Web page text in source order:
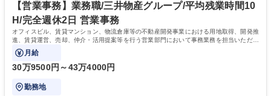
ます。 学歴・資格 学歴：大学院 大学 高専 短大 専修学校 高校 語学力：
資格：
【営業事務】業務職/三井物産グループ/平均残業時間10
H/完全週休2日 営業事務
オフィスビル、賃貸マンション、物流倉庫等の不動産開発事業における用地取得、開発推
進、賃貸運営、売却、仲介・活用提案等を行う営業部門において事務業務を担当いただき
ます。
月給
30万9500円～43万4000円
勤務地